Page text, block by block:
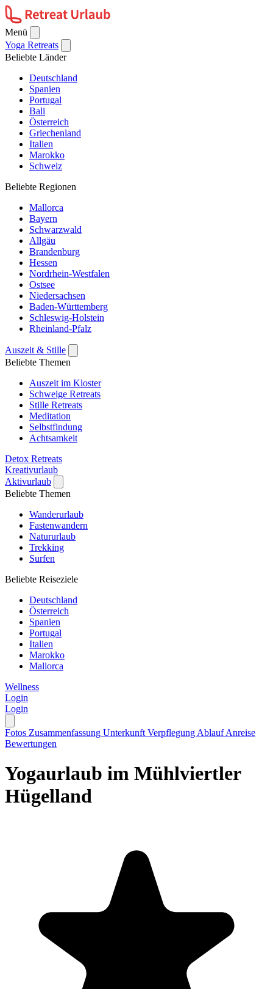
Menü
Yoga Retreats
Beliebte Länder
Deutschland
Spanien
Portugal
Bali
Österreich
Griechenland
Italien
Marokko
Schweiz
Beliebte Regionen
Mallorca
Bayern
Schwarzwald
Allgäu
Brandenburg
Hessen
Nordrhein-Westfalen
Ostsee
Niedersachsen
Baden-Württemberg
Schleswig-Holstein
Rheinland-Pfalz
Auszeit & Stille
Beliebte Themen
Auszeit im Kloster
Schweige Retreats
Stille Retreats
Meditation
Selbstfindung
Achtsamkeit
Detox Retreats
Kreativurlaub
Aktivurlaub
Beliebte Themen
Wanderurlaub
Fastenwandern
Natururlaub
Trekking
Surfen
Beliebte Reiseziele
Deutschland
Österreich
Spanien
Portugal
Italien
Marokko
Mallorca
Wellness
Login
Login
Fotos Zusammenfassung Unterkunft Verpflegung AblaufAnreise
Bewertungen
Yogaurlaub im Mühlviertler
Hügelland